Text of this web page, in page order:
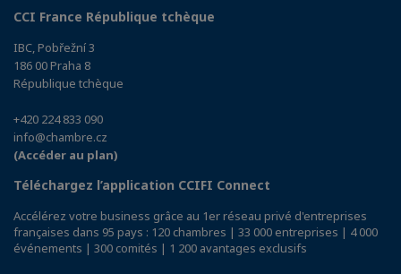
CCI France République tchèque
IBC, Pobřežní 3
186 00 Praha 8
République tchèque
+420 224 833 090
info@chambre.cz
(Accéder au plan)
Téléchargez l’application CCIFI Connect
Accélérez votre business grâce au 1er réseau privé d'entreprises
françaises dans 95 pays : 120 chambres | 33 000 entreprises | 4 000
événements | 300 comités | 1 200 avantages exclusifs